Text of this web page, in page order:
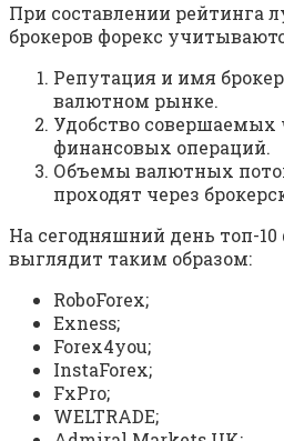
При составлении рейтинга
брокеров форекс
Репутация и имя
валютном рынке.
Удобство совершаемых
финансовых операций.
Объемы валютных
проходят через
На сегодняшний день топ-10
выглядит таким образом:
RoboForex;
Exness;
Forex4you;
InstaForex;
FxPro;
WELTRADE;